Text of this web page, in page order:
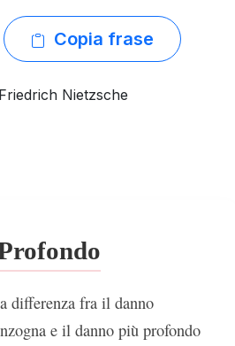
Copia frase
Nietzsche
differenza fra il danno
e il danno più profondo